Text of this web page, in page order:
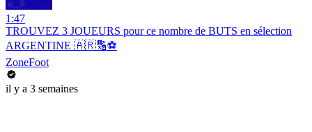
1:47
TROUVEZ 3 JOUEURS pour ce nombre de BUTS en sélection
ARGENTINE 🇦🇷🔢⚽️
ZoneFoot
il y a 3 semaines